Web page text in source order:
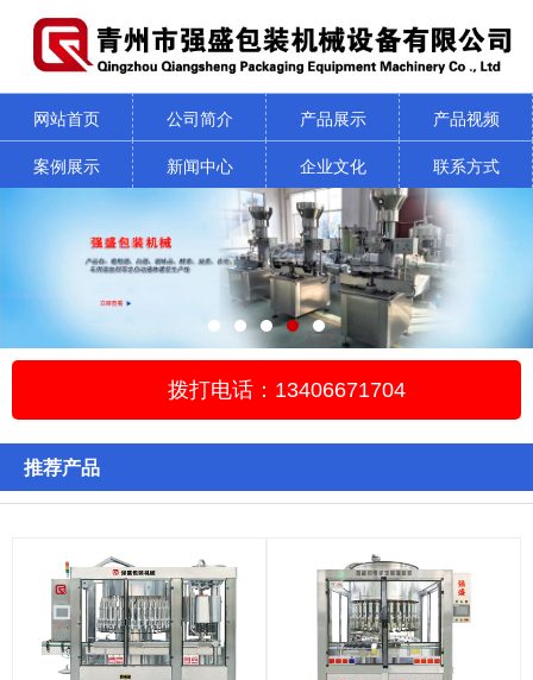
网站首页 公司简介 产品展示
产品视频
案例展示
新闻中心 企业文化 联系方式
拨打电话：13406671704
推荐产品